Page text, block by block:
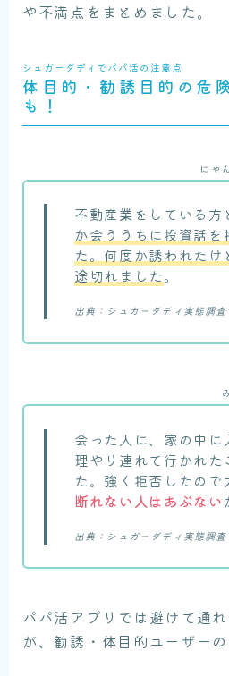
や不満点をまとめました。
シュガーダディでパパ活の注意点
体目的・勧誘目的の危
も！
不動産業をしている方
か会ううちに投資話を
た。何度か誘われた
途切れました。
出典：シュガーダディ実態調査
にゃ
会った人に、家の中に
理やり連れて行かれた
た。強く拒否したので
断れない人はあぶない
出典：シュガーダディ実態調査
パパ活アプリでは避けて通
が、勧誘・体目的ユーザーの